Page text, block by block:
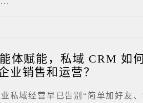
体赋能，私域 CRM 如
业销售和运营？
私域经营早已告别“简单加好友